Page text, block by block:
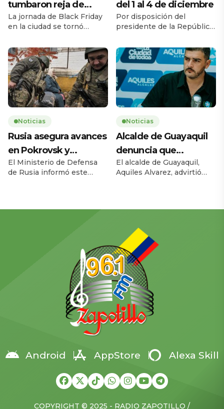
tumbaron reja de
supermercado
La jornada de Black Friday
en la ciudad se tornó
jueves 27 de noviembre,
cuando una multitud de
personas tumbó la reja de
un supermercado ubicado
en la avenida Carlos Julio
Arosemena, en el norte de
la ciudad. El hecho ocurrió
a las 08h17, 43 minutos
antes de la apertura […]
del 1 al 4 de diciembre
Por disposición del
presidente de la República,
Registro Civil del Ecuador
habilitará el servicio de
cedulación sin turno entre
el lunes 1 y el jueves 4 de
diciembre de 2025, en
horario de 08h00 a 17h00,
en 193 agencias a escala
nacional. La medida busca
ampliar la capacidad
operativa y facilitar […]
Noticias
Rusia asegura avances
en Pokrovsk y
Vasiukivka
El Ministerio de Defensa
de Rusia informó este
suroeste de Síversk, en la
tropas rusas amenazar a
Síversk desde el suroeste y
acercar el frente a unos […]
Noticias
Alcalde de Guayaquil
denuncia que
suspensiones del
SERCOP
El alcalde de Guayaquil,
Aquiles Alvarez, advirtió
procesos del Servicio
Pública (SERCOP), que
según dijo afectan
directamente a la ciudad y
al país. La medida más
crítica, señaló, ha sido
frenar la importación de
insulina en medio de una
crisis nacional por […]
Android AppStore Alexa Skill
COPYRIGHT © 2025 - RADIO ZAPOTILLO /